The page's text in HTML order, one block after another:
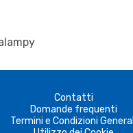
Contatti
Domande frequenti
Termini e Condizioni